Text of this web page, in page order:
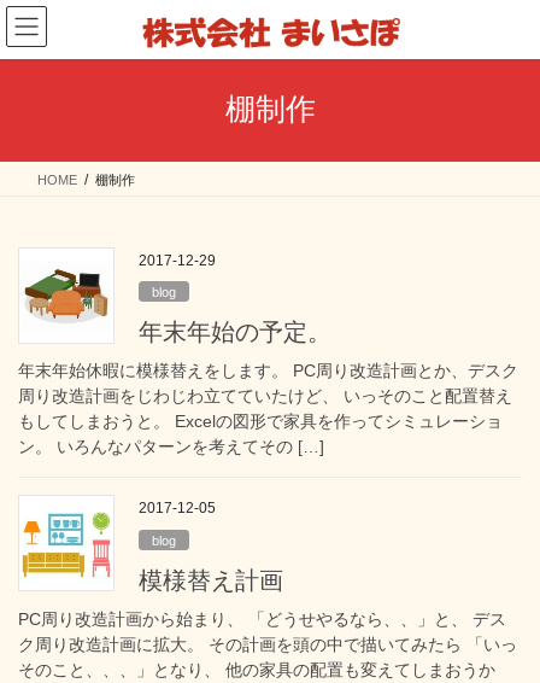
コ
ン
テ
ス
ナ
ビ
ゲ
ン
棚制作
HOME 棚制作
2017-12-29
blog
年末年始の予定。
年末年始休暇に模様替えをします。 PC周り改造計画とか、デスク
周り改造計画をじわじわ立てていたけど、 いっそのこと配置替え
もしてしまおうと。 Excelの図形で家具を作ってシミュレーショ
ン。 いろんなパターンを考えてその […]
2017-12-05
blog
模様替え計画
PC周り改造計画から始まり、 「どうせやるなら、、」と、 デス
ク周り改造計画に拡大。 その計画を頭の中で描いてみたら 「いっ
そのこと、、、」となり、 他の家具の配置も変えてしまおうか